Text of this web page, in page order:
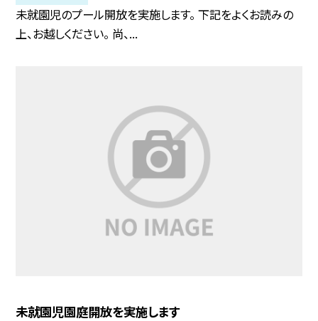
未就園児のプール開放を実施します。 下記をよくお読みの
上、お越しください。 尚、...
未就園児園庭開放を実施します